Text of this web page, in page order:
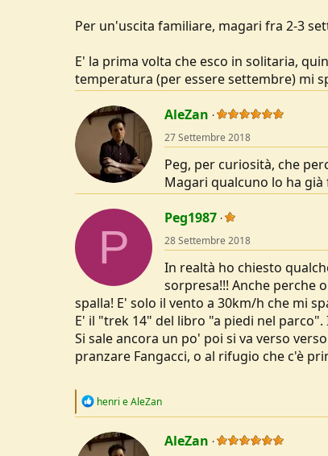
Per un'uscita familiare, magari fra 2-3
E' la prima volta che esco in solitaria,
temperatura (per essere settembre) mi
AleZan
27 Settembre 2018
Peg, per curiosità, che
Magari qualcuno lo ha
P
Peg1987
28 Settembre 2018
In realtà ho chiesto
sorpresa!!! Anche perche
spalla! E' solo il vento a 30km/h che mi
E' il "trek 14" del libro "a piedi nel
Si sale ancora un po' poi si va verso
pranzare Fangacci, o al rifugio che c'è
R
c
henri eAleZan
AleZan